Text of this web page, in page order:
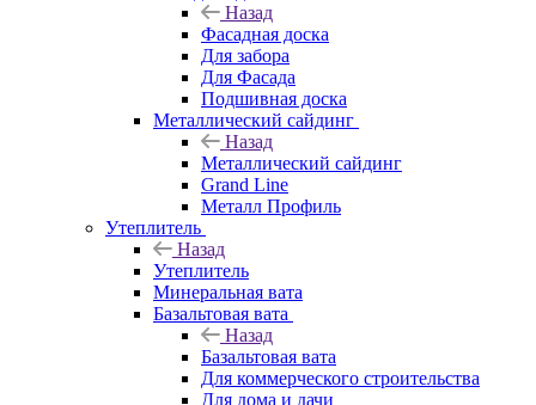
Назад
Фасадная доска
Для забора
Для Фасада
Подшивная доска
Металлический сайдинг
Назад
Металлический сайдинг
Grand Line
Металл Профиль
Утеплитель
Назад
Утеплитель
Минеральная вата
Базальтовая вата
Назад
Базальтовая вата
Для коммерческого строительства
Для дома и дачи